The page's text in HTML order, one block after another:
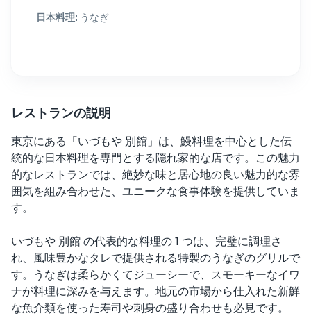
日本料理: うなぎ
レストランの説明
東京にある「いづもや 別館」は、鰻料理を中心とした伝
統的な日本料理を専門とする隠れ家的な店です。この魅力
的なレストランでは、絶妙な味と居心地の良い魅力的な雰
囲気を組み合わせた、ユニークな食事体験を提供していま
す。
いづもや 別館 の代表的な料理の 1 つは、完璧に調理さ
れ、風味豊かなタレで提供される特製のうなぎのグリルで
す。うなぎは柔らかくてジューシーで、スモーキーなイワ
ナが料理に深みを与えます。地元の市場から仕入れた新鮮
な魚介類を使った寿司や刺身の盛り合わせも必見です。